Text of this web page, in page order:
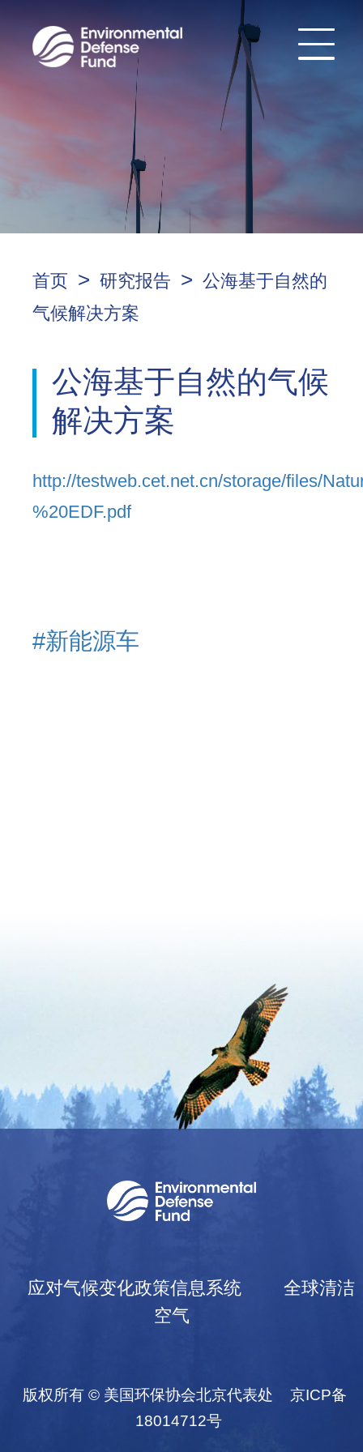
首页 > 研究报告 > 公海基于自然的
气候解决方案
公海基于自然的气候
解决方案
http://testweb.cet.net.cn/storage/files/
%20EDF.pdf
#新能源车
应对气候变化政策信息系统
全球清洁
空气
版权所有 © 美国环保协会北京代表处
京ICP备
18014712号